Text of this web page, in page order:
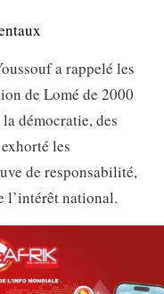
a rappelé les
de Lomé de 2000
démocratie, des
les
de responsabilité,
l’intérêt national.